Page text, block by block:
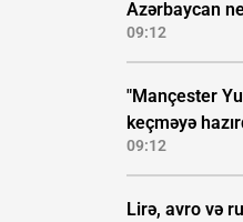
Azərbaycan
09:12
"Mançester
keçməyə
09:12
Lirə, avro və